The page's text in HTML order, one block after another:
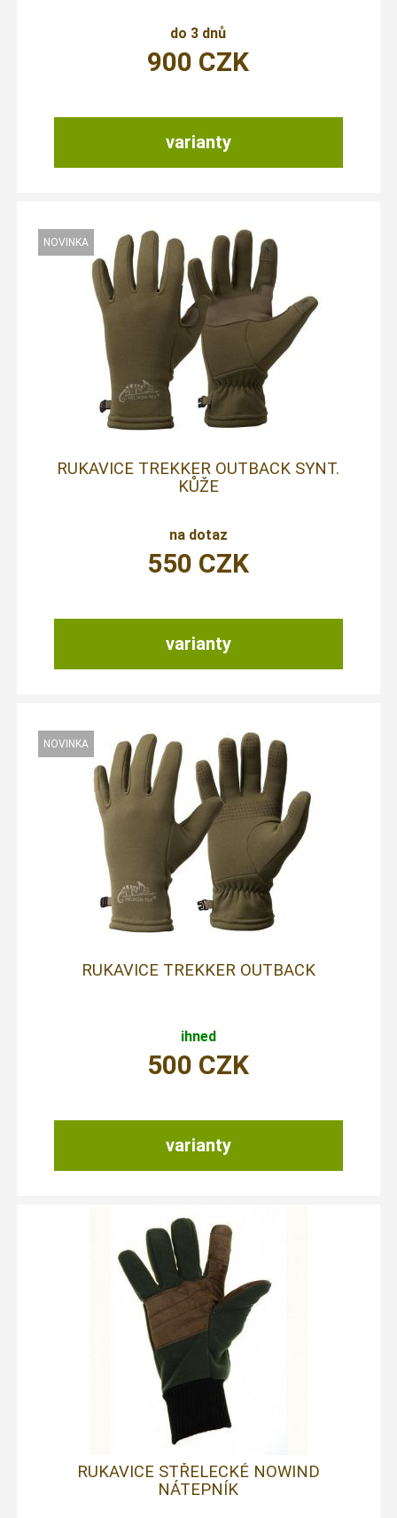
do 3 dnů
varianty
900 CZK
RUKAVICE TREKKER OUTBACK SYNT.
KŮŽE
na dotaz
varianty
550 CZK
RUKAVICE TREKKER OUTBACK
ihned
varianty
500 CZK
RUKAVICE STŘELECKÉ NOWIND
NÁTEPNÍK